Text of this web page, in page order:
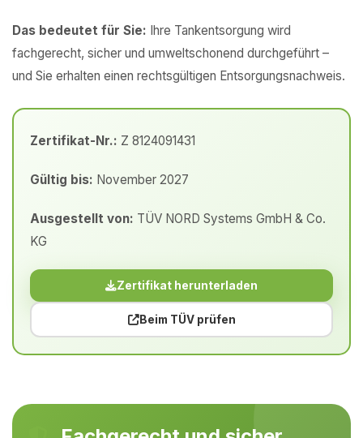
Das bedeutet für Sie: Ihre Tankentsorgung wird
fachgerecht, sicher und umweltschonend durchgeführt –
und Sie erhalten einen rechtsgültigen Entsorgungsnachweis.
Zertifikat-Nr.: Z 8124091431
Gültig bis: November 2027
Ausgestellt von: TÜV NORD Systems GmbH & Co.
KG
Zertifikat herunterladen
Beim TÜV prüfen